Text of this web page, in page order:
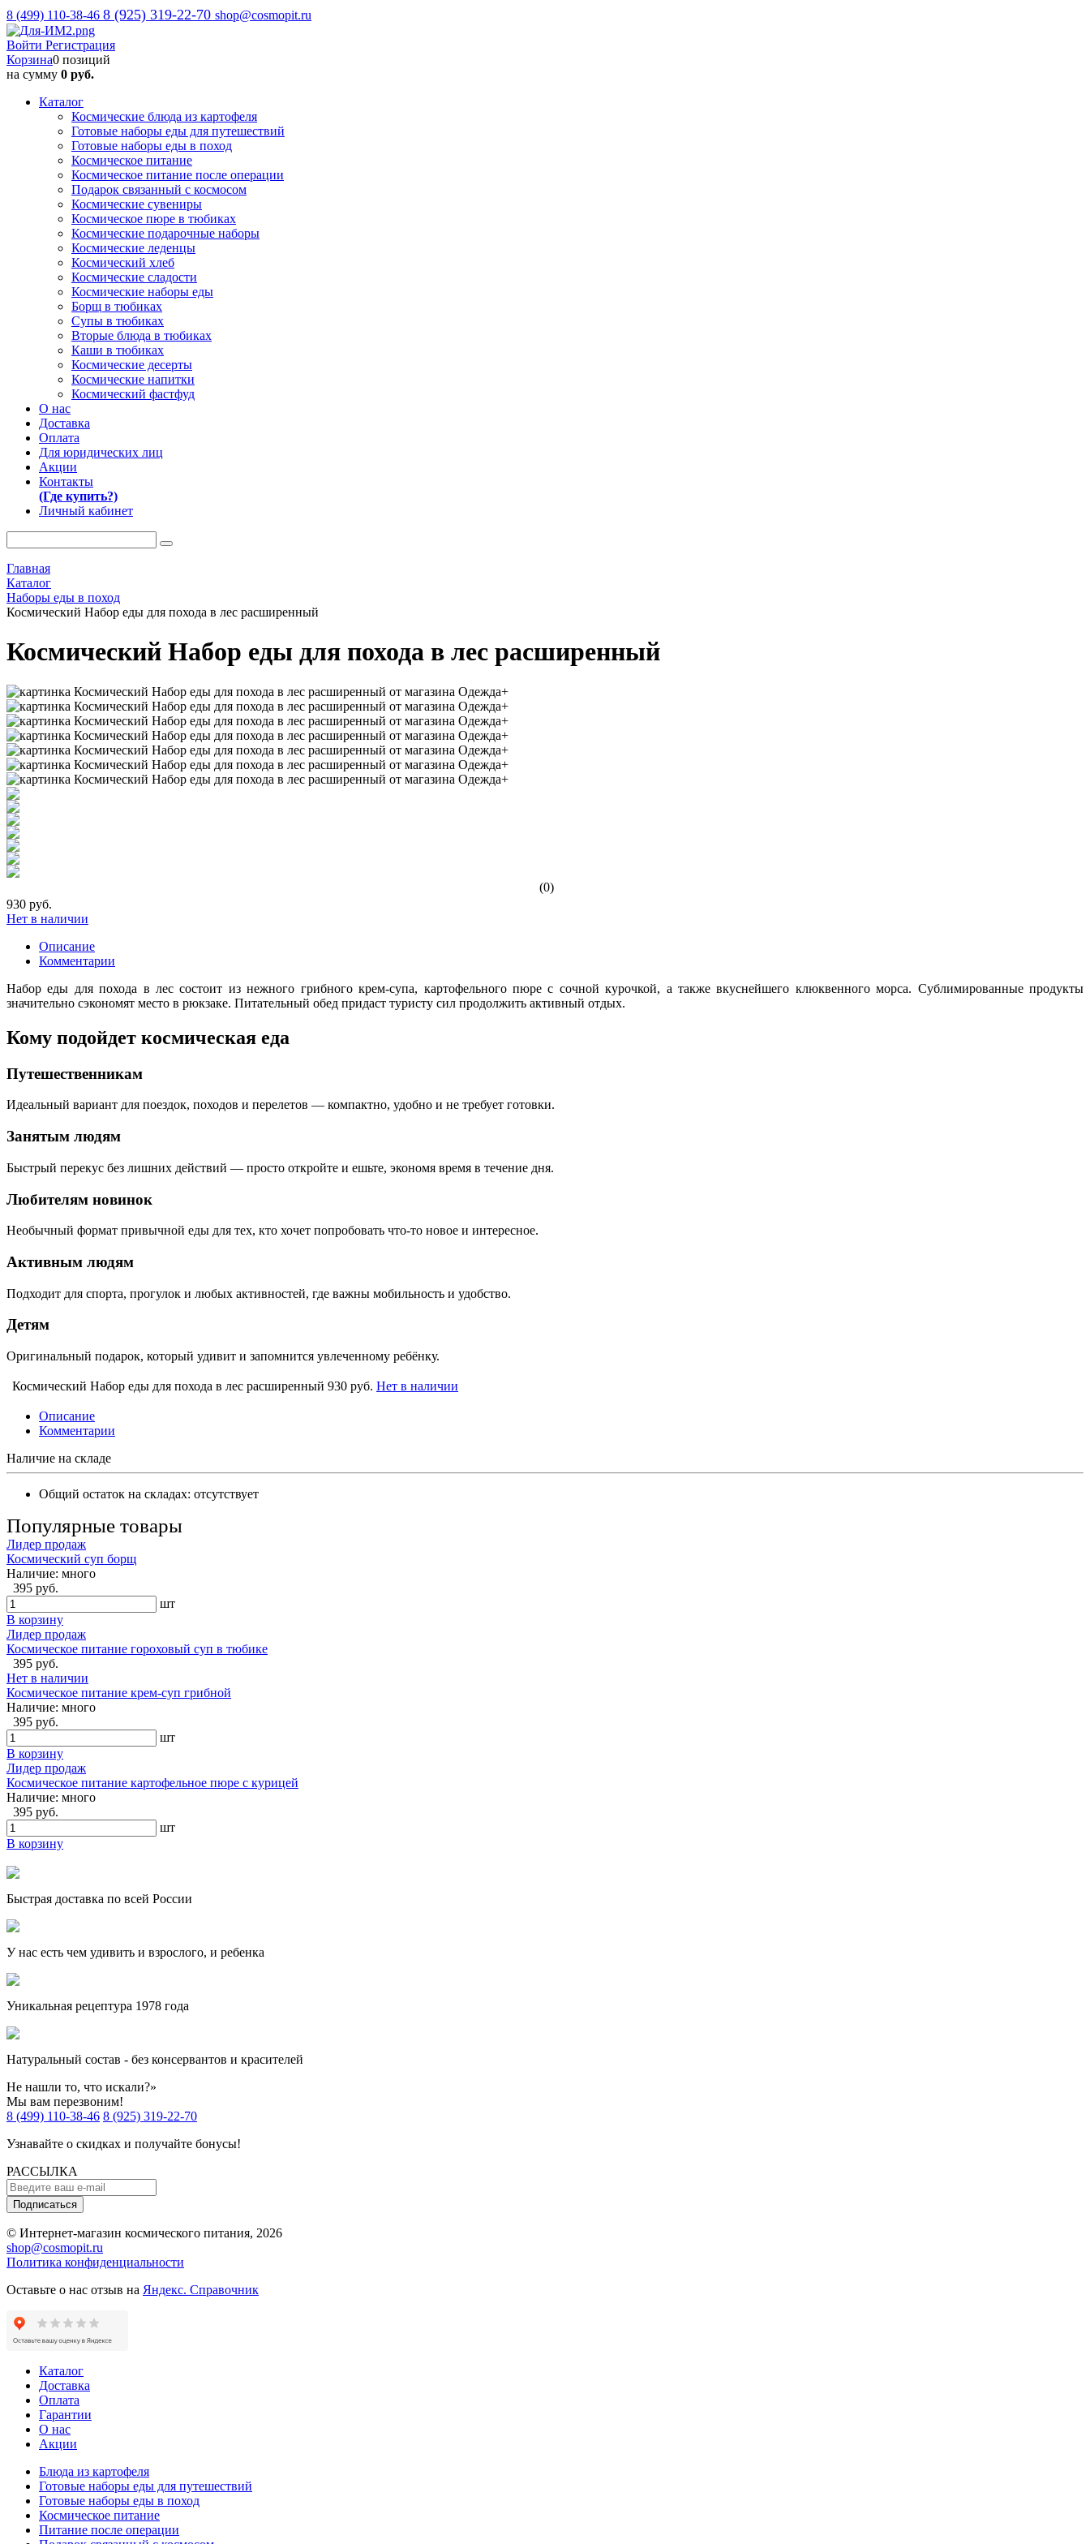
8 (499) 110-38-46 8 (925) 319-22-70 shop@cosmopit.ru
Войти Регистрация
Корзина0 позиций
на сумму 0 руб.
Каталог
Космические блюда из картофеля
Готовые наборы еды для путешествий
Готовые наборы еды в поход
Космическое питание
Космическое питание после операции
Подарок связанный с космосом
Космические сувениры
Космическое пюре в тюбиках
Космические подарочные наборы
Космические леденцы
Космический хлеб
Космические сладости
Космические наборы еды
Борщ в тюбиках
Супы в тюбиках
Вторые блюда в тюбиках
Каши в тюбиках
Космические десерты
Космические напитки
Космический фастфуд
О нас
Доставка
Оплата
Для юридических лиц
Акции
Контакты
(Где купить?)
Личный кабинет
Главная
Каталог
Наборы еды в поход
Космический Набор еды для похода в лес расширенный
Космический Набор еды для похода в лес расширенный
(0)
930 руб.
Нет в наличии
Описание
Комментарии
Набор еды для похода в лес состоит из нежного грибного крем-супа, картофельного пюре с сочной курочкой, а также вкуснейшего клюквенного морса. Сублимированные продукты
значительно сэкономят место в рюкзаке. Питательный обед придаст туристу сил продолжить активный отдых.
Кому подойдет космическая еда
Путешественникам
Идеальный вариант для поездок, походов и перелетов — компактно, удобно и не требует готовки.
Занятым людям
Быстрый перекус без лишних действий — просто откройте и ешьте, экономя время в течение дня.
Любителям новинок
Необычный формат привычной еды для тех, кто хочет попробовать что-то новое и интересное.
Активным людям
Подходит для спорта, прогулок и любых активностей, где важны мобильность и удобство.
Детям
Оригинальный подарок, который удивит и запомнится увлеченному ребёнку.
Космический Набор еды для похода в лес расширенный 930 руб. Нет в наличии
Описание
Комментарии
Наличие на складе
Общий остаток на складах: отсутствует
Популярные товары
Лидер продаж
Космический суп борщ
Наличие: много
395 руб.
шт
В корзину
Лидер продаж
Космическое питание гороховый суп в тюбике
395 руб.
Нет в наличии
Космическое питание крем-суп грибной
Наличие: много
395 руб.
шт
В корзину
Лидер продаж
Космическое питание картофельное пюре с курицей
Наличие: много
395 руб.
шт
В корзину
Быстрая доставка по всей России
У нас есть чем удивить и взрослого, и ребенка
Уникальная рецептура 1978 года
Натуральный состав - без консервантов и красителей
Не нашли то, что искали?»
Мы вам перезвоним!
8 (499) 110-38-46 8 (925) 319-22-70
Узнавайте о скидках и получайте бонусы!
РАССЫЛКА
Подписаться
© Интернет-магазин космического питания, 2026
shop@cosmopit.ru
Политика конфиденциальности
Оставьте о нас отзыв на Яндекс. Справочник
Каталог
Доставка
Оплата
Гарантии
О нас
Акции
Блюда из картофеля
Готовые наборы еды для путешествий
Готовые наборы еды в поход
Космическое питание
Питание после операции